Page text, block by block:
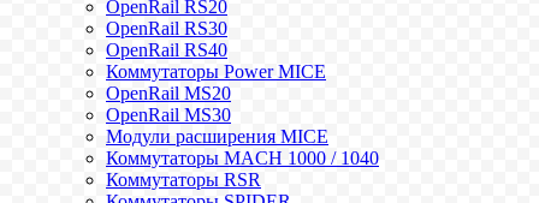
OpenRail RS20
OpenRail RS30
OpenRail RS40
Коммутаторы Power MICE
OpenRail MS20
OpenRail MS30
Модули расширения MICE
Коммутаторы MACH 1000 / 1040
Коммутаторы RSR